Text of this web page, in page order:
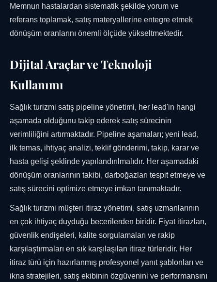
Memnun hastalardan sistematik şekilde yorum ve
referans toplamak, satış materyallerine entegre etmek
dönüşüm oranlarını önemli ölçüde yükseltmektedir.
Dijital Araçlar ve Teknoloji
Kullanımı
Sağlık turizmi satış pipeline yönetimi, her lead'in hangi
aşamada olduğunu takip ederek satış sürecinin
verimliliğini artırmaktadır. Pipeline aşamaları; yeni lead,
ilk temas, ihtiyaç analizi, teklif gönderimi, takip, karar ve
hasta gelişi şeklinde yapılandırılmalıdır. Her aşamadaki
dönüşüm oranlarının takibi, darboğazları tespit etmeye ve
satış sürecini optimize etmeye imkan tanımaktadır.
Sağlık turizmi müşteri itiraz yönetimi, satış uzmanlarının
en çok ihtiyaç duyduğu becerilerden biridir. Fiyat itirazları,
güvenlik endişeleri, kalite sorgulamaları ve rakip
karşılaştırmaları en sık karşılaşılan itiraz türleridir. Her
itiraz türü için hazırlanmış profesyonel yanıt şablonları ve
ikna stratejileri, satış ekibinin özgüvenini ve performansını